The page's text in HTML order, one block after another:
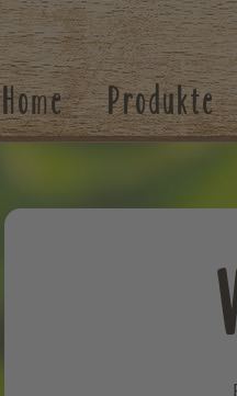
Home Produkte
Suchen